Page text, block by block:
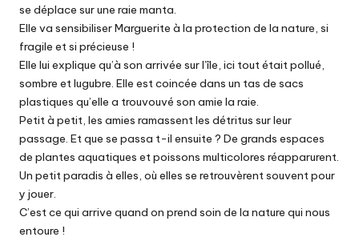
se déplace sur une raie manta.
Elle va sensibiliser Marguerite à la protection de la nature, si
fragile et si précieuse !
Elle lui explique qu’à son arrivée sur l’île, ici tout était pollué,
sombre et lugubre. Elle est coincée dans un tas de sacs
plastiques qu’elle a trouvouvé son amie la raie.
Petit à petit, les amies ramassent les détritus sur leur
passage. Et que se passa t-il ensuite ? De grands espaces
de plantes aquatiques et poissons multicolores réapparurent.
Un petit paradis à elles, où elles se retrouvèrent souvent pour
y jouer.
C’est ce qui arrive quand on prend soin de la nature qui nous
entoure !